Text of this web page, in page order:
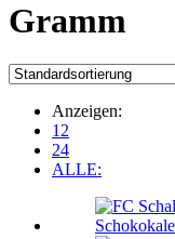
Gramm
Anzeigen:
12
24
ALLE: